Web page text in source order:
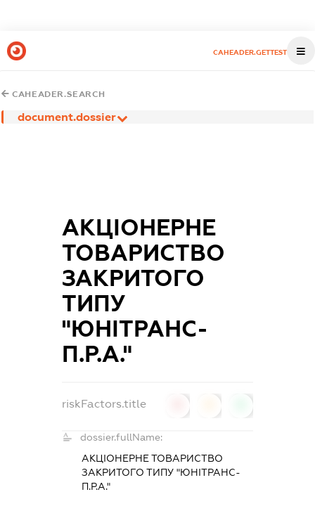
CAHEADER.GETTEST
CAHEADER.SEARCH
document.dossier
АКЦІОНЕРНЕ
ТОВАРИСТВО
ЗАКРИТОГО
ТИПУ
"ЮНІТРАНС-
П.Р.А."
riskFactors.title
dossier.fullName:
АКЦІОНЕРНЕ ТОВАРИСТВО
ЗАКРИТОГО ТИПУ "ЮНІТРАНС-
П.Р.А."